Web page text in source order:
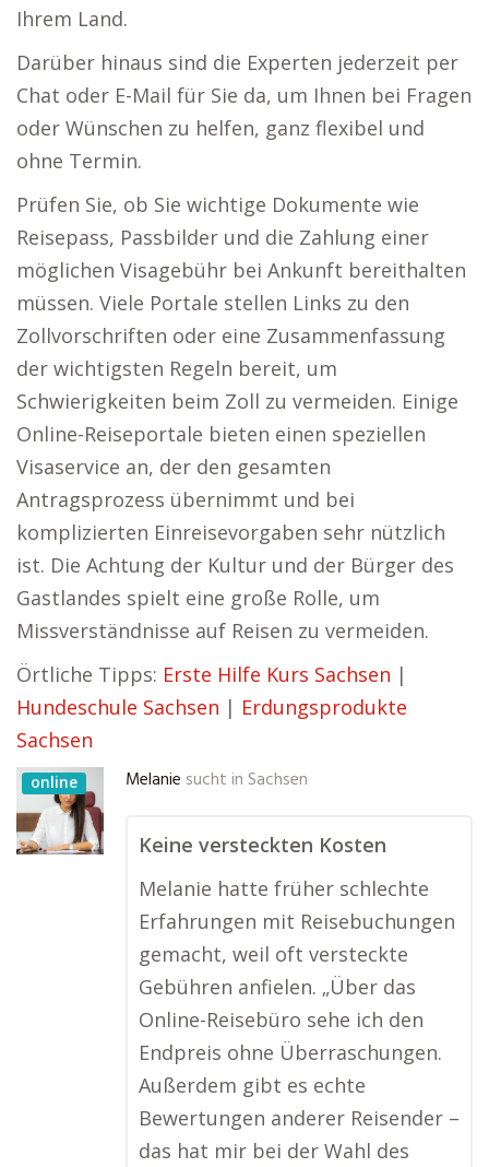
Ihrem Land.
Darüber hinaus sind die Experten jederzeit per
Chat oder E-Mail für Sie da, um Ihnen bei Fragen
oder Wünschen zu helfen, ganz flexibel und
ohne Termin.
Prüfen Sie, ob Sie wichtige Dokumente wie
Reisepass, Passbilder und die Zahlung einer
möglichen Visagebühr bei Ankunft bereithalten
müssen. Viele Portale stellen Links zu den
Zollvorschriften oder eine Zusammenfassung
der wichtigsten Regeln bereit, um
Schwierigkeiten beim Zoll zu vermeiden. Einige
Online-Reiseportale bieten einen speziellen
Visaservice an, der den gesamten
Antragsprozess übernimmt und bei
komplizierten Einreisevorgaben sehr nützlich
ist. Die Achtung der Kultur und der Bürger des
Gastlandes spielt eine große Rolle, um
Missverständnisse auf Reisen zu vermeiden.
Örtliche Tipps: Erste Hilfe Kurs Sachsen |
Hundeschule Sachsen | Erdungsprodukte
Sachsen
online Melanie sucht in Sachsen
Keine versteckten Kosten
Melanie hatte früher schlechte
Erfahrungen mit Reisebuchungen
gemacht, weil oft versteckte
Gebühren anfielen. „Über das
Online-Reisebüro sehe ich den
Endpreis ohne Überraschungen.
Außerdem gibt es echte
Bewertungen anderer Reisender –
das hat mir bei der Wahl des